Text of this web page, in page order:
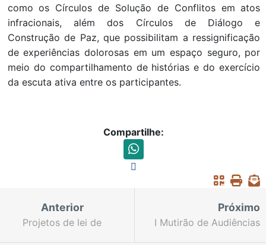
como os Círculos de Solução de Conflitos em atos
infracionais, além dos Círculos de Diálogo e
Construção de Paz, que possibilitam a ressignificação
de experiências dolorosas em um espaço seguro, por
meio do compartilhamento de histórias e do exercício
da escuta ativa entre os participantes.
Compartilhe:
Anterior
Projetos de lei de
Próximo
I Mutirão de Audiências